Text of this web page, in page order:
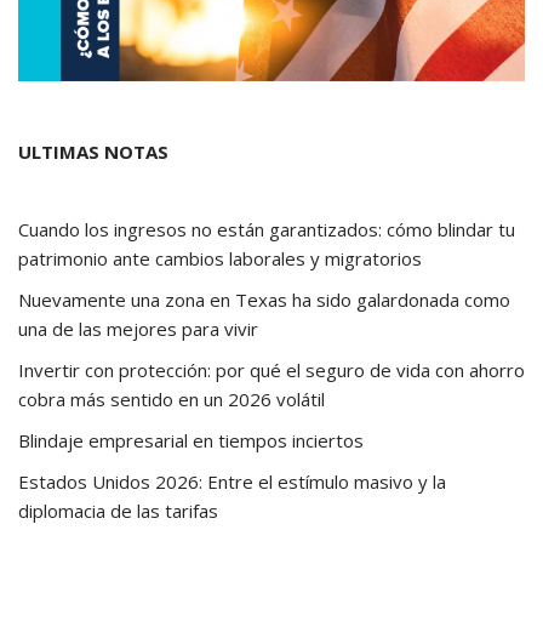
ULTIMAS NOTAS
Cuando los ingresos no están garantizados: cómo blindar tu
patrimonio ante cambios laborales y migratorios
Nuevamente una zona en Texas ha sido galardonada como
una de las mejores para vivir
Invertir con protección: por qué el seguro de vida con ahorro
cobra más sentido en un 2026 volátil
Blindaje empresarial en tiempos inciertos
Estados Unidos 2026: Entre el estímulo masivo y la
diplomacia de las tarifas